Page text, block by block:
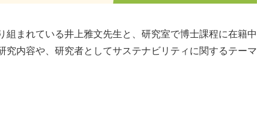
まれている井上雅文先生と、研究室で博士課程に在籍中
内容や、研究者としてサステナビリティに関するテーマ